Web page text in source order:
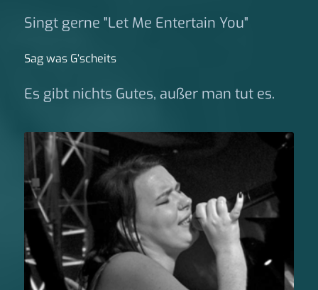
Singt gerne "Let Me Entertain You"
Sag was G‘scheits
Es gibt nichts Gutes, außer man tut es.